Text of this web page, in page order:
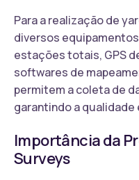
Para a realização de
diversos
estações totais, GPS
softwares de
permitem a coleta de
garantindo a qualidade
Importância da
Surveys